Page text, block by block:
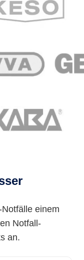
einem
Notfall-
an.